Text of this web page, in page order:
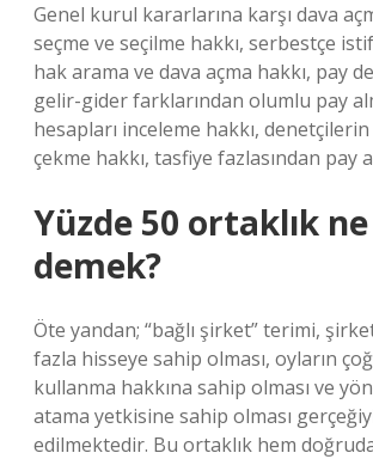
Genel kurul kararlarına karşı dava
seçme ve seçilme hakkı, serbestçe
hak arama ve dava açma hakkı, pay
gelir-gider farklarından olumlu pay
hesapları inceleme hakkı,
çekme hakkı, tasfiye fazlasından pay
Yüzde 50 ortaklık ne
demek?
Öte yandan; “bağlı şirket” terimi,
fazla hisseye sahip olması, oyların
kullanma hakkına sahip olması ve
atama yetkisine sahip olması
edilmektedir. Bu ortaklık hem